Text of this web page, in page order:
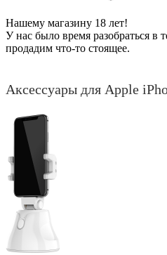
Нашему магазину 18 лет!
У нас было время разобраться в
продадим что-то стоящее.
Аксессуары для Apple